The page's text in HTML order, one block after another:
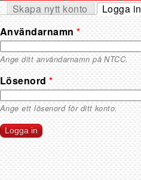
Primära flikar
Skapa nytt konto
Logga in
Användarnamn*
Ange ditt användarnamn på NTCC.
Lösenord*
Ange ett lösenord för ditt konto.